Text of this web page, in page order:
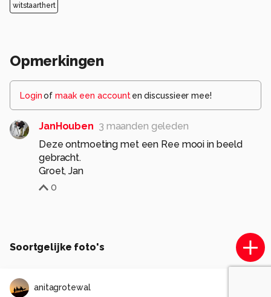
witstaarthert
Opmerkingen
Loginof maak een account en discussieer mee!
JanHouben 3 maanden geleden
Deze ontmoeting met een Ree mooi in beeld
gebracht.
Groet, Jan
0
Soortgelijke foto's
anitagrotewal